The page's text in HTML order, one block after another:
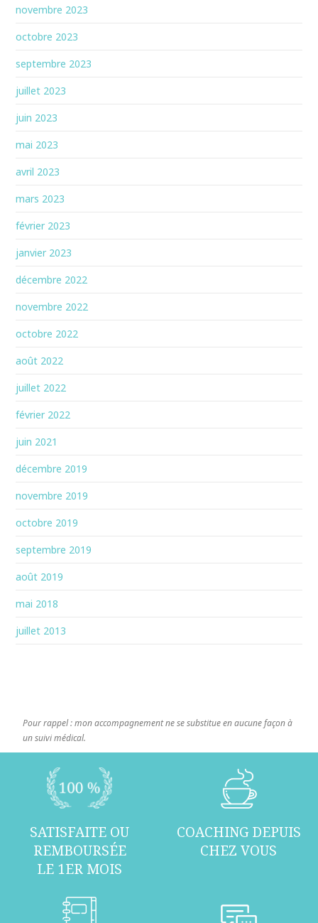
novembre 2023
octobre 2023
septembre 2023
juillet 2023
juin 2023
mai 2023
avril 2023
mars 2023
février 2023
janvier 2023
décembre 2022
novembre 2022
octobre 2022
août 2022
juillet 2022
février 2022
juin 2021
décembre 2019
novembre 2019
octobre 2019
septembre 2019
août 2019
mai 2018
juillet 2013
Pour rappel : mon accompagnement ne se substitue en aucune façon à
un suivi médical.
SATISFAITE OU
REMBOURSÉE
LE 1ER MOIS
COACHING DEPUIS
CHEZ VOUS